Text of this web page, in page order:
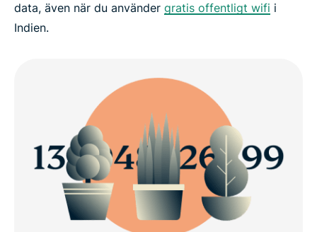
data, även när du använder gratis offentligt wifi i
Indien.